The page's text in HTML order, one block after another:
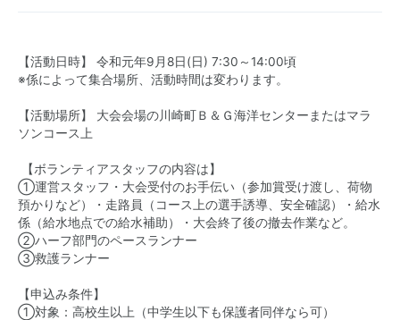
【活動日時】 令和元年9月8日(日) 7:30～14:00頃
※係によって集合場所、活動時間は変わります。
【活動場所】 大会会場の川崎町Ｂ＆Ｇ海洋センターまたはマラ
ソンコース上
【ボランティアスタッフの内容は】
①運営スタッフ・大会受付のお手伝い（参加賞受け渡し、荷物
預かりなど）・走路員（コース上の選手誘導、安全確認）・給水
係（給水地点での給水補助）・大会終了後の撤去作業など。
②ハーフ部門のペースランナー
③救護ランナー
【申込み条件】
①対象：高校生以上（中学生以下も保護者同伴なら可）